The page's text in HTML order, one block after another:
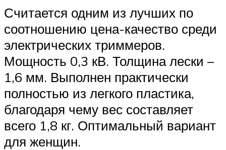
Считается одним из лучших по
соотношению цена-качество среди
электрических триммеров.
Мощность 0,3 кВ. Толщина лески –
1,6 мм. Выполнен практически
полностью из легкого пластика,
благодаря чему вес составляет
всего 1,8 кг. Оптимальный вариант
для женщин.